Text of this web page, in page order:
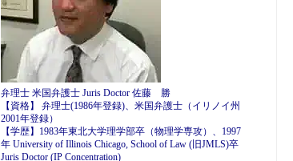
弁理士 米国弁護士 Juris Doctor 佐藤 勝
【資格】 弁理士(1986年登録)、米国弁護士（イリノイ州
2001年登録）
【学歴】1983年東北大学理学部卒（物理学専攻）、1997
年 University of Illinois Chicago, School of Law (旧JMLS)卒
Juris Doctor (IP Concentration)